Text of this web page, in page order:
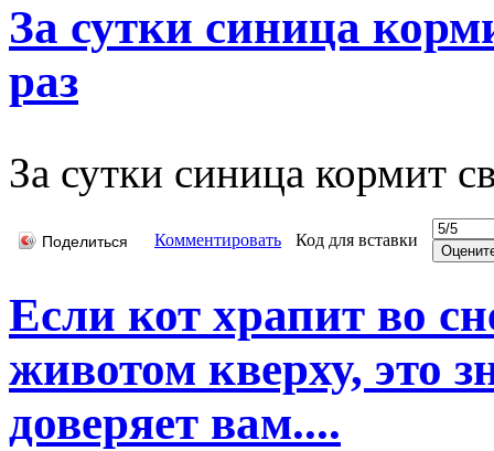
За сутки синица
раз
За сутки синица кормит
Поделиться Комментировать Код для вставки
Если кот храпит во
животом кверху, это
доверяет вам....